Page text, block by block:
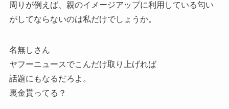
周りが例えば、親のイメージアップに利用している匂い
がしてならないのは私だけでしょうか。
名無しさん
ヤフーニュースでこんだけ取り上げれば
話題にもなるだろよ。
裏金貰ってる？